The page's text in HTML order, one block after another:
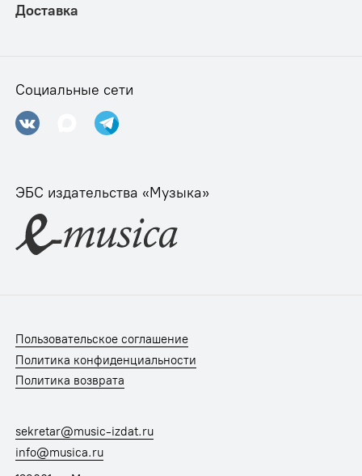
Доставка
Социальные сети
ЭБС издательства «Музыка»
Пользовательское соглашение
Политика конфиденциальности
Политика возврата
sekretar@music-izdat.ru
info@musica.ru